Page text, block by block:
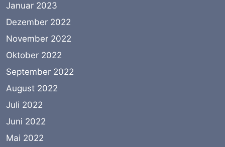
Januar 2023
Dezember 2022
November 2022
Oktober 2022
September 2022
August 2022
Juli 2022
Juni 2022
Mai 2022